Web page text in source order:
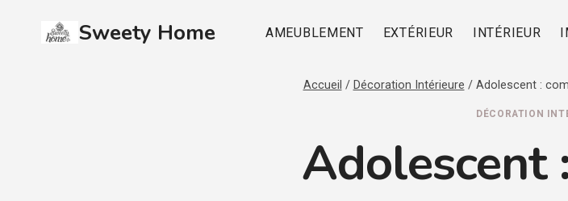
Sweety Home AMEUBLEMENT EXTÉRIEUR INTÉRIEUR
Accueil / Décoration Intérieure / Adolescent :
DÉCORATION
Adolescent